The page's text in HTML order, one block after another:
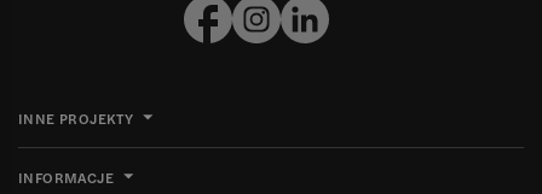
INNE PROJEKTY
INFORMACJE